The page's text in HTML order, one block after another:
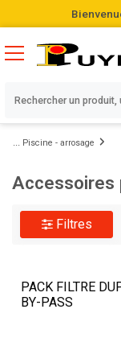
Piscine - arrosage
Accessoires
Filtres
PACK FILTRE
BY-PASS